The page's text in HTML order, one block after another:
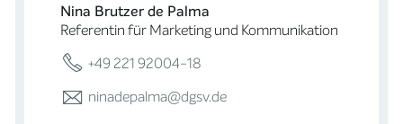
Nina Brutzer de Palma
Referentin für Marketing und Kommunikation
+49 221 92004-18
ninadepalma@dgsv.de